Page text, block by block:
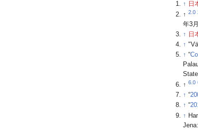
↑ 日
↑2.0
年3
↑
日
↑
↑ “
↑6.0
↑ “
↑ “
↑